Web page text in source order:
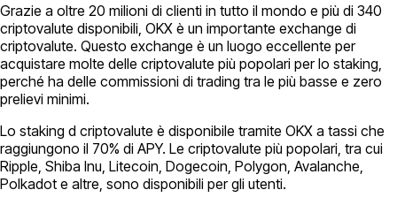
Grazie a oltre 20 milioni di clienti in tutto il mondo e più di 340
criptovalute disponibili, OKX è un importante exchange di
criptovalute. Questo exchange è un luogo eccellente per
acquistare molte delle criptovalute più popolari per lo staking,
perché ha delle commissioni di trading tra le più basse e zero
prelievi minimi.
Lo staking d criptovalute è disponibile tramite OKX a tassi che
raggiungono il 70% di APY. Le criptovalute più popolari, tra cui
Ripple, Shiba Inu, Litecoin, Dogecoin, Polygon, Avalanche,
Polkadot e altre, sono disponibili per gli utenti.